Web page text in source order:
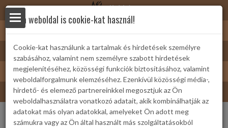
Nyírbátor
Nyírbátor/Barát kártya
Turizmus
Bátor Televízió
Ez a weboldal is cookie-kat használ!
Cookie-kat használunk a tartalmak és hirdetések személyre
szabásához, valamint nem személyre szabott hirdetések
megjelenítéséhez, közösségi funkciók biztosításához, valamint
weboldalforgalmunk elemzéséhez. Ezenkívül közösségi média-,
hirdető- és elemező partnereinkkel megosztjuk az Ön
weboldalhasználatra vonatkozó adatait, akik kombinálhatják az
adatokat más olyan adatokkal, amelyeket Ön adott meg
számukra vagy az Ön által használt más szolgáltatásokból